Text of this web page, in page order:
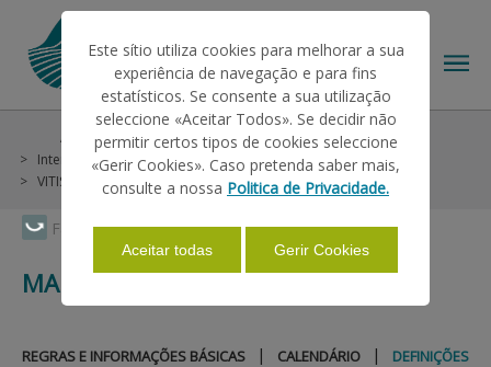
Faça Swipe para ver o menu
O IFAP
AJUDAS/APOIOS
INFORMAÇÕES
Ajudas/Apoios Outras Ajudas
Histórico
Intervençao em Mercados
Vinho e Vinha
VITIS - PNA 2008-2013
Madeira Definições
MADEIRA
REGRAS E INFORMAÇÕES BÁSICAS | CALENDÁRIO | DEFINIÇÕES
Este sítio utiliza cookies para melhorar a sua
experiência de navegação e para fins
estatísticos. Se consente a sua utilização
seleccione «Aceitar Todos». Se decidir não
permitir certos tipos de cookies seleccione
«Gerir Cookies». Caso pretenda saber mais,
consulte a nossa Politica de Privacidade.
Aceitar todas Gerir Cookies